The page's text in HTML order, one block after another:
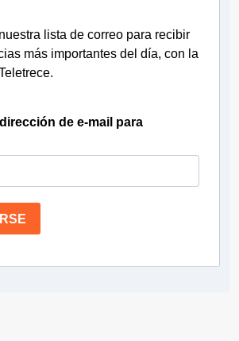
lista de correo para recibir
más importantes del día, con la
de e-mail para